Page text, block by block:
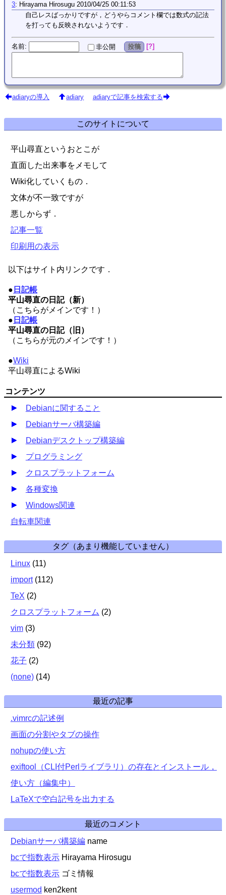
3: Hirayama Hirosugu 2010/04/25 00:11:53
自己レスばっかりですが，どうやらコメント欄では数式の記法
を打っても反映されないようです．
名前: 非公開 投稿 ?
adiaryの導入 adiary adiaryで記事を検索する
このサイトについて
平山尋直というおとこが
直面した出来事をメモして
Wiki化していくもの．
文体が不一致ですが
悪しからず．
記事一覧
印刷用の表示
以下はサイト内リンクです．
● 日記帳
平山尋直の日記（新）
（こちらがメインです！）
● 日記帳
平山尋直の日記（旧）
（こちらが元のメインです！）
●Wiki
平山尋直によるWiki
コンテンツ
Debianに関すること
Debianサーバ構築編
Debianデスクトップ構築編
プログラミング
クロスプラットフォーム
各種変換
Windows関連
自転車関連
タグ（あまり機能していません）
Linux (11)
import (112)
TeX (2)
クロスプラットフォーム (2)
vim (3)
未分類 (92)
花子 (2)
(none) (14)
最近の記事
.vimrcの記述例
画面の分割やタブの操作
nohupの使い方
exiftool（CLI付Perlライブラリ）の存在とインストール，
使い方（編集中）
LaTeXで空白記号を出力する
最近のコメント
Debianサーバ構築編 name
bcで指数表示 Hirayama Hirosugu
bcで指数表示 ゴミ情報
usermod ken2kent